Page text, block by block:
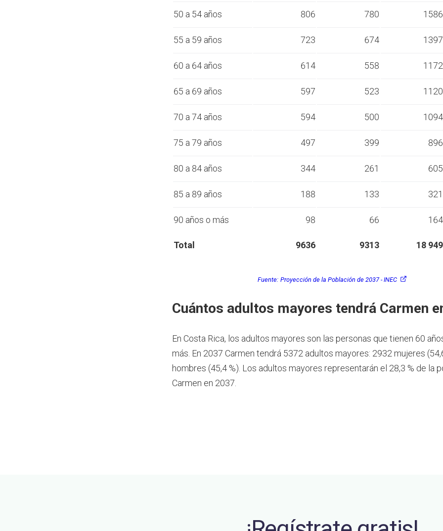
50 a 54 años 806 780 1586
55 a 59 años 723 674 1397
60 a 64 años 614 558 1172
65 a 69 años 597 523 1120
70 a 74 años 594 500 1094
75 a 79 años 497 399 896
80 a 84 años 344 261 605
85 a 89 años 188 133 321
90 años o más 98 66 164
Total 9636 9313 18 949
Fuente: Proyección de la Población de 2037 - INEC
Cuántos adultos mayores tendrá Carmen
En Costa Rica, los adultos mayores son las personas que tienen 60
más. En 2037 Carmen tendrá 5372 adultos mayores: 2932 mujeres
hombres (45,4 %). Los adultos mayores representarán el 28,3 % de la
Carmen en 2037.